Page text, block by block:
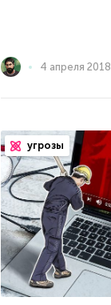
4 апреля 2018
угрозы